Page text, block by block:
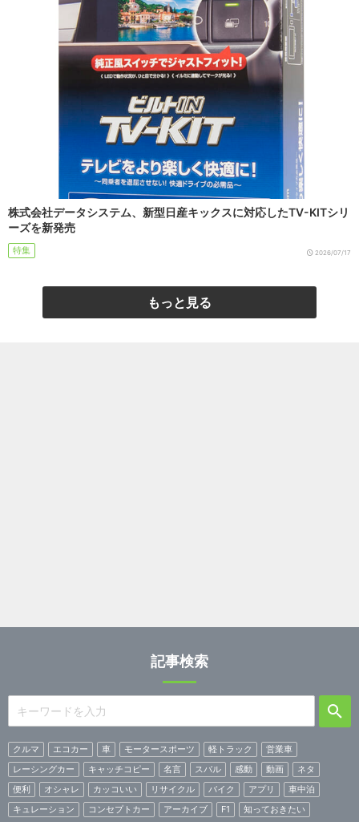
株式会社データシステム、新型日産キックスに対応したTV-KITシリ
ーズを新発売
特集 2026/07/17
もっと見る
記事検索
クルマ エコカー 車 モータースポーツ 軽トラック
営業車
レーシングカー
キャッチコピー 名言 スバル 感動 動画
ネタ
便利
オシャレ カッコいい リサイクル バイク アプリ
車中泊
キュレーション
コンセプトカー アーカイブ F1
知っておきたい